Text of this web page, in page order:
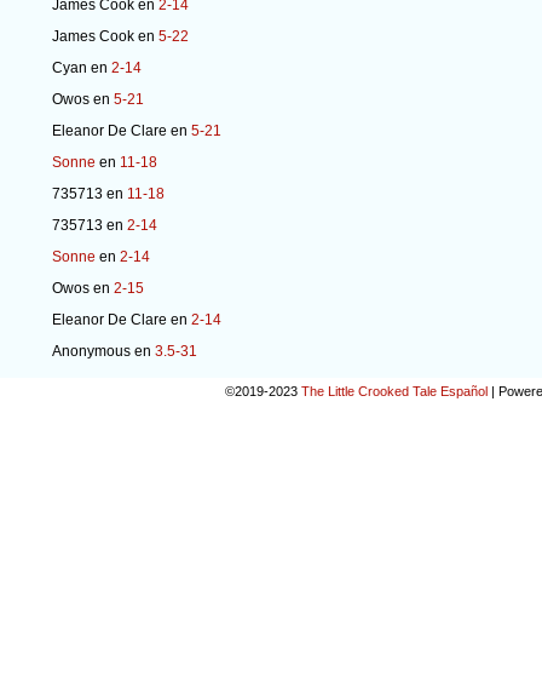
James Cook en 2-14
James Cook en 5-22
Cyan en 2-14
Owos en 5-21
Eleanor De Clare en 5-21
Sonne en 11-18
735713 en 11-18
735713 en 2-14
Sonne en 2-14
Owos en 2-15
Eleanor De Clare en 2-14
Anonymous en 3.5-31
©2019-2023 The Little Crooked Tale Español |